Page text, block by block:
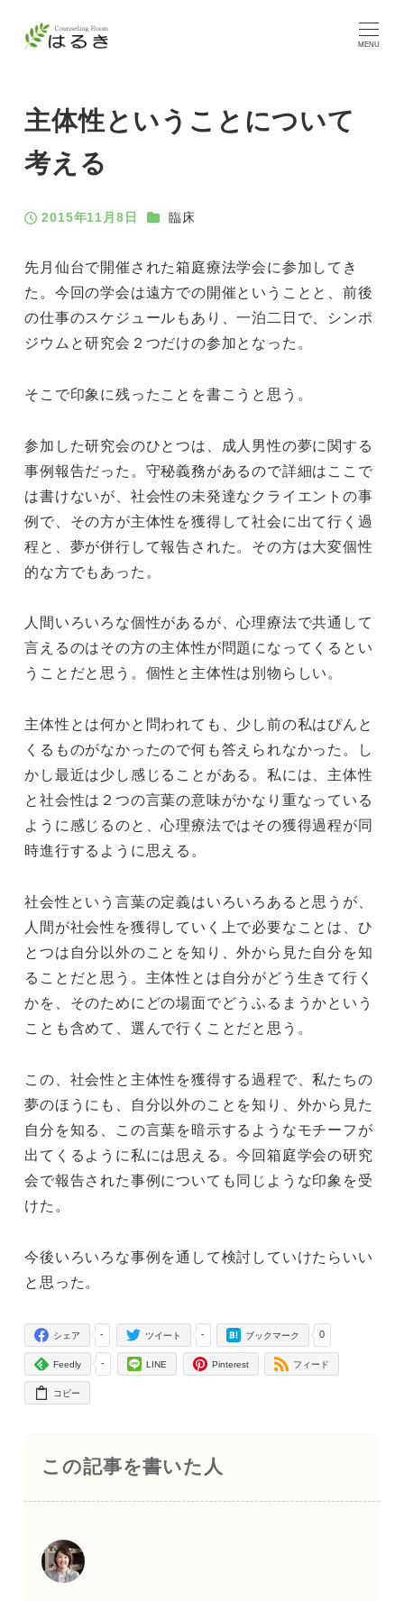
MENU
主体性ということについて
考える
投稿日
2015年11月8日 カテゴリー
臨床
先月仙台で開催された箱庭療法学会に参加してき
た。今回の学会は遠方での開催ということと、前後
の仕事のスケジュールもあり、一泊二日で、シンポ
ジウムと研究会２つだけの参加となった。
そこで印象に残ったことを書こうと思う。
参加した研究会のひとつは、成人男性の夢に関する
事例報告だった。守秘義務があるので詳細はここで
は書けないが、社会性の未発達なクライエントの事
例で、その方が主体性を獲得して社会に出て行く過
程と、夢が併行して報告された。その方は大変個性
的な方でもあった。
人間いろいろな個性があるが、心理療法で共通して
言えるのはその方の主体性が問題になってくるとい
うことだと思う。個性と主体性は別物らしい。
主体性とは何かと問われても、少し前の私はぴんと
くるものがなかったので何も答えられなかった。し
かし最近は少し感じることがある。私には、主体性
と社会性は２つの言葉の意味がかなり重なっている
ように感じるのと、心理療法ではその獲得過程が同
時進行するように思える。
社会性という言葉の定義はいろいろあると思うが、
人間が社会性を獲得していく上で必要なことは、ひ
とつは自分以外のことを知り、外から見た自分を知
ることだと思う。主体性とは自分がどう生きて行く
かを、そのためにどの場面でどうふるまうかという
ことも含めて、選んで行くことだと思う。
この、社会性と主体性を獲得する過程で、私たちの
夢のほうにも、自分以外のことを知り、外から見た
自分を知る、この言葉を暗示するようなモチーフが
出てくるように私には思える。今回箱庭学会の研究
会で報告された事例についても同じような印象を受
けた。
今後いろいろな事例を通して検討していけたらいい
と思った。
-
シェア -
ツイート 0
ブックマーク
-
Feedly LINE Pinterest フィード
コピー
この記事を書いた人